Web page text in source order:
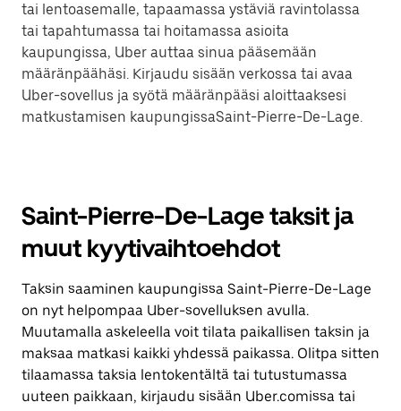
tai lentoasemalle, tapaamassa ystäviä ravintolassa
tai tapahtumassa tai hoitamassa asioita
kaupungissa, Uber auttaa sinua pääsemään
määränpäähäsi. Kirjaudu sisään verkossa tai avaa
Uber-sovellus ja syötä määränpääsi aloittaaksesi
matkustamisen kaupungissaSaint-Pierre-De-Lage.
Saint-Pierre-De-Lage taksit ja
muut kyytivaihtoehdot
Taksin saaminen kaupungissa Saint-Pierre-De-Lage
on nyt helpompaa Uber-sovelluksen avulla.
Muutamalla askeleella voit tilata paikallisen taksin ja
maksaa matkasi kaikki yhdessä paikassa. Olitpa sitten
tilaamassa taksia lentokentältä tai tutustumassa
uuteen paikkaan, kirjaudu sisään Uber.comissa tai